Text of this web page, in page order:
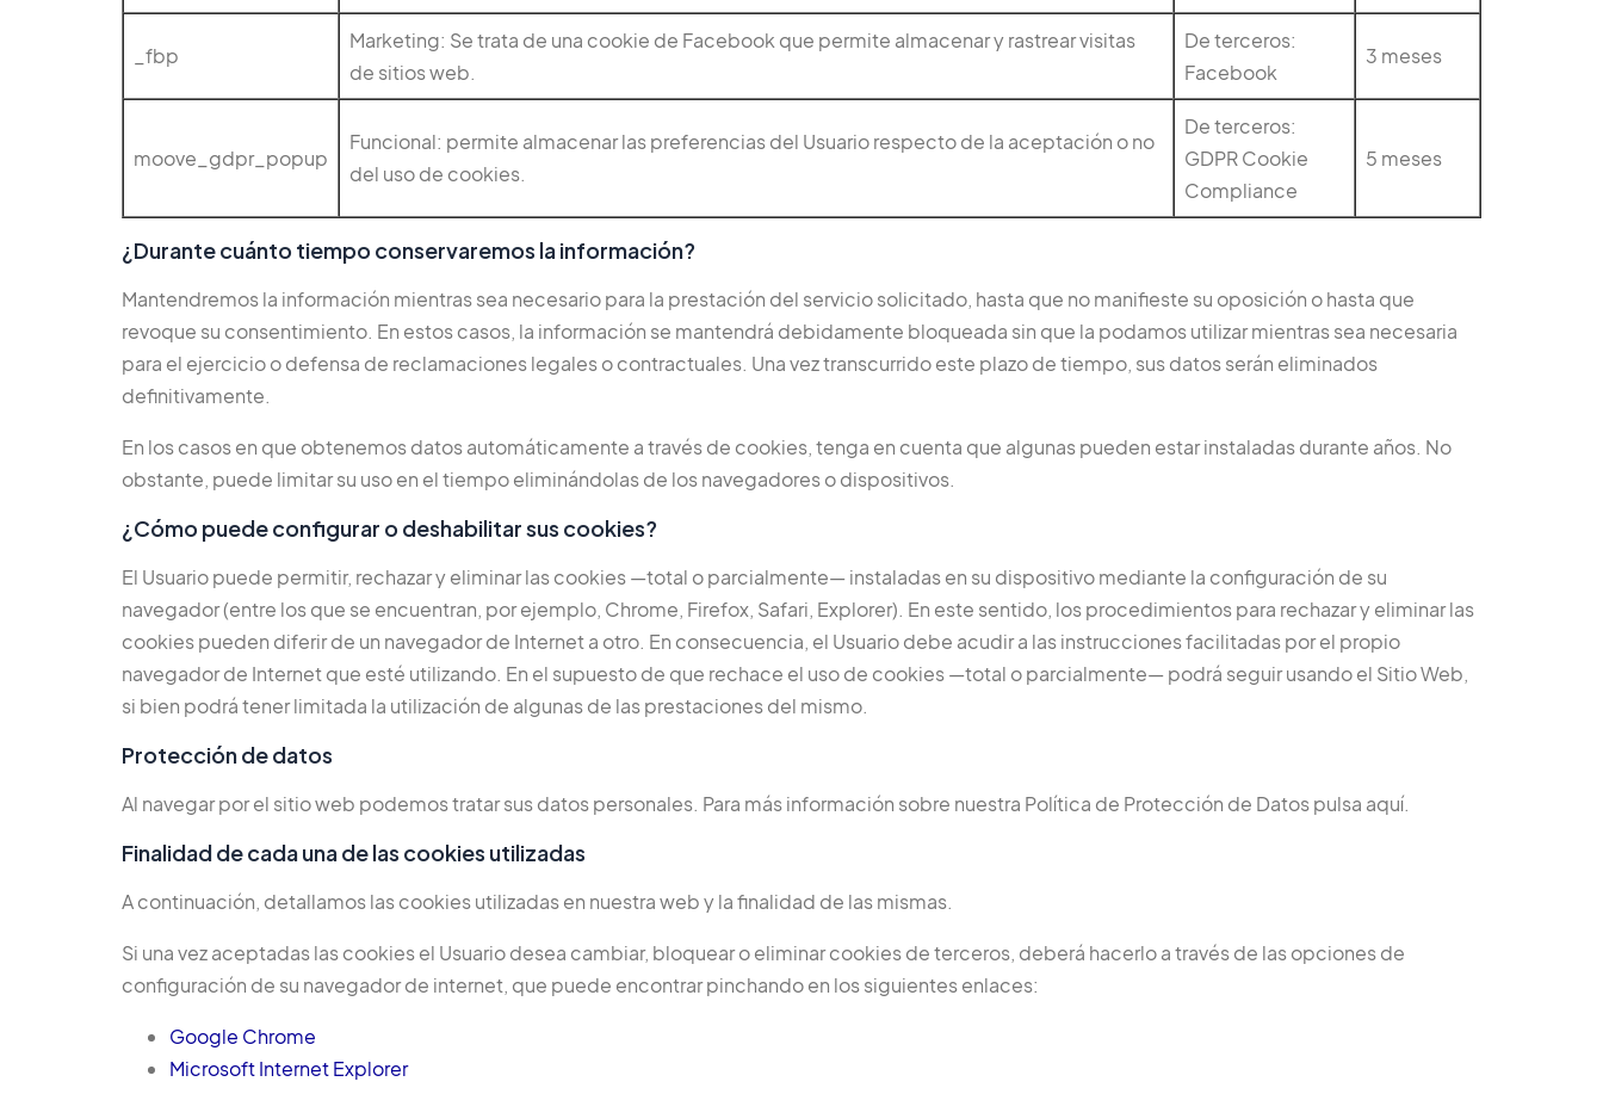
_fbp
Marketing: Se trata de una cookie de Facebook que permite almacenar y rastrear visitas
de sitios web.
De terceros:
Facebook
3 meses
moove_gdpr_popup
Funcional: permite almacenar las preferencias del Usuario respecto de la aceptación o no
del uso de cookies.
De terceros:
GDPR Cookie
Compliance
5 meses
¿Durante cuánto tiempo conservaremos la información?
Mantendremos la información mientras sea necesario para la prestación del servicio solicitado, hasta que no manifieste su oposición o hasta que
revoque su consentimiento. En estos casos, la información se mantendrá debidamente bloqueada sin que la podamos utilizar mientras sea necesaria
para el ejercicio o defensa de reclamaciones legales o contractuales. Una vez transcurrido este plazo de tiempo, sus datos serán eliminados
definitivamente.
En los casos en que obtenemos datos automáticamente a través de cookies, tenga en cuenta que algunas pueden estar instaladas durante años. No
obstante, puede limitar su uso en el tiempo eliminándolas de los navegadores o dispositivos.
¿Cómo puede configurar o deshabilitar sus cookies?
El Usuario puede permitir, rechazar y eliminar las cookies —total o parcialmente— instaladas en su dispositivo mediante la configuración de su
navegador (entre los que se encuentran, por ejemplo, Chrome, Firefox, Safari, Explorer). En este sentido, los procedimientos para rechazar y eliminar las
cookies pueden diferir de un navegador de Internet a otro. En consecuencia, el Usuario debe acudir a las instrucciones facilitadas por el propio
navegador de Internet que esté utilizando. En el supuesto de que rechace el uso de cookies —total o parcialmente— podrá seguir usando el Sitio Web,
si bien podrá tener limitada la utilización de algunas de las prestaciones del mismo.
Protección de datos
Al navegar por el sitio web podemos tratar sus datos personales. Para más información sobre nuestra Política de Protección de Datos pulsa aquí.
Finalidad de cada una de las cookies utilizadas
A continuación, detallamos las cookies utilizadas en nuestra web y la finalidad de las mismas.
Si una vez aceptadas las cookies el Usuario desea cambiar, bloquear o eliminar cookies de terceros, deberá hacerlo a través de las opciones de
configuración de su navegador de internet, que puede encontrar pinchando en los siguientes enlaces:
Google Chrome
Microsoft Internet Explorer